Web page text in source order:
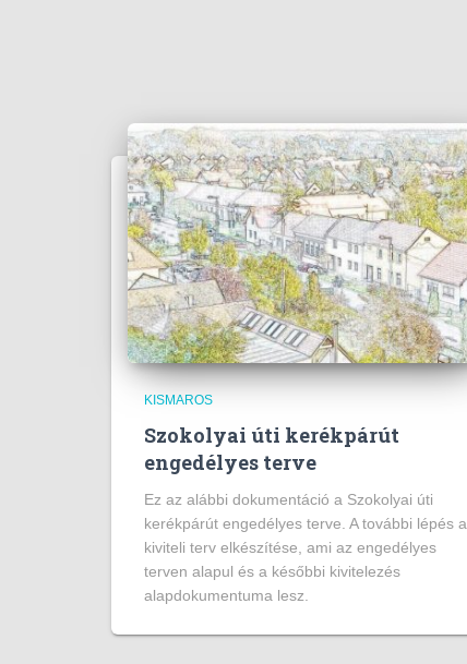
KISMAROS
Szokolyai úti kerékpárút
engedélyes terve
Ez az alábbi dokumentáció a Szokolyai úti
kerékpárút engedélyes terve. A további lépés a
kiviteli terv elkészítése, ami az engedélyes
terven alapul és a későbbi kivitelezés
alapdokumentuma lesz.